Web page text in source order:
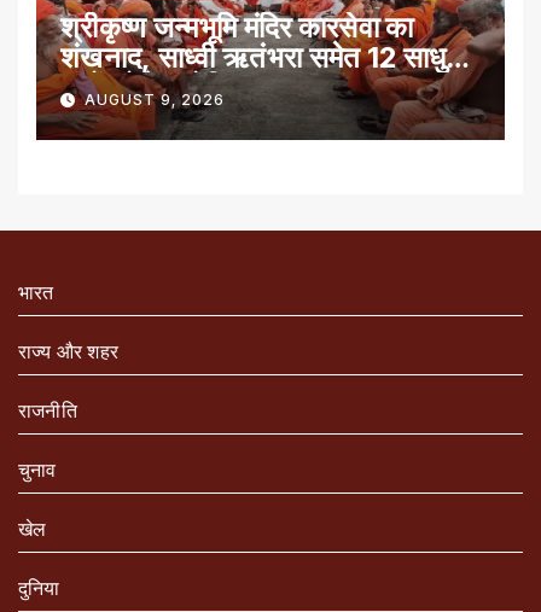
श्रीकृष्ण जन्मभूमि मंदिर कारसेवा का
शंखनाद, साध्वी ऋतंभरा समेत 12 साधु-
संतों को रेड नोटिस
AUGUST 9, 2026
भारत
राज्य और शहर
राजनीति
चुनाव
खेल
दुनिया